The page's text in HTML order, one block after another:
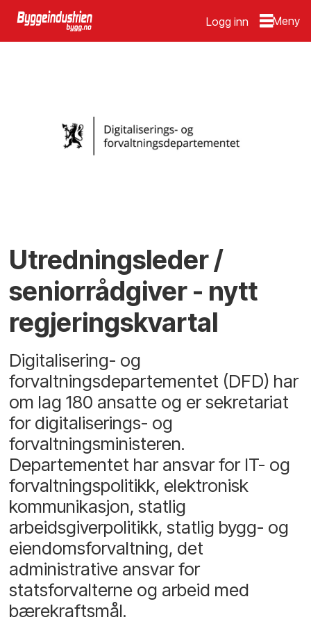
Logg inn
Utredningsleder /
seniorrådgiver - nytt
regjeringskvartal
Digitalisering- og
forvaltningsdepartementet (DFD) har
om lag 180 ansatte og er sekretariat
for digitaliserings- og
forvaltningsministeren.
Departementet har ansvar for IT- og
forvaltningspolitikk, elektronisk
kommunikasjon, statlig
arbeidsgiverpolitikk, statlig bygg- og
eiendomsforvaltning, det
administrative ansvar for
statsforvalterne og arbeid med
bærekraftsmål.